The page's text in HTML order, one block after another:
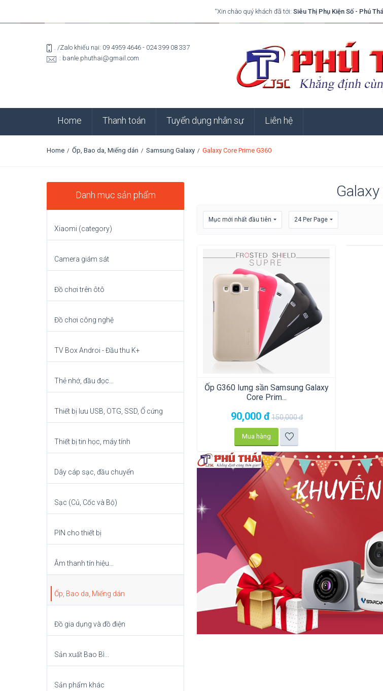
“Xin chào quý khách đã tới:Siêu Thị Phụ Kiện Số - Phú
. /Zalo khiếu nại: 09 4959 4646 - 024 399 08 337
: banle.phuthai@gmail.com
Home Thanh toán Tuyển dụng nhân sự Liên hệ
Home / Ốp, Bao da, Miếng dán / Samsung Galaxy / Galaxy Core Prime G360
Danh mục sản phẩm
Xiaomi (category)
Camera giám sát
Đồ chơi trên ôtô
Đồ chơi công nghệ
TV Box Androi - Đầu thu K+
Thẻ nhớ, đầu đọc...
Thiết bị lưu USB, OTG, SSD, Ổ cứng
Thiết bị tin học, máy tính
Dây cáp sạc, đầu chuyển
Sạc (Củ, Cốc và Bộ)
PIN cho thiết bị
Âm thanh tín hiệu...
Ốp, Bao da, Miếng dán
Đồ gia dụng và đồ điện
Sản xuất Bao Bì...
Sản phẩm khác
Mục mới nhất đầu tiên 24 Per Page
Ốp G360 lưng sần Samsung Galaxy
Core Prim...
90,000 đ150,000đ
Mua hàng